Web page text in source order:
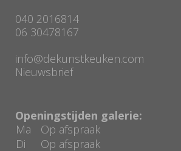
040 2016814
06 30478167
info@dekunstkeuken.com
Nieuwsbrief
Openingstijden galerie:
Ma
Op afspraak
Di
Op afspraak